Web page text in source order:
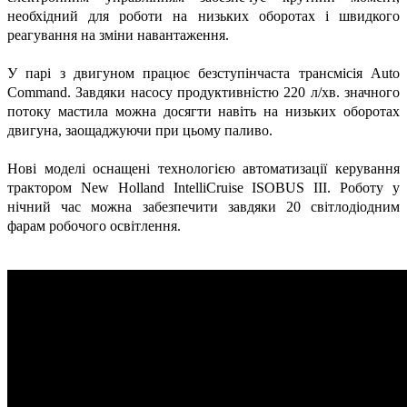
необхідний для роботи на низьких оборотах і швидкого
реагування на зміни навантаження.
У парі з двигуном працює безступінчаста трансмісія Auto
Command. Завдяки насосу продуктивністю 220 л/хв. значного
потоку мастила можна досягти навіть на низьких оборотах
двигуна, заощаджуючи при цьому паливо.
Нові моделі оснащені технологією автоматизації керування
трактором New Holland IntelliCruise ISOBUS ІІІ. Роботу у
нічний час можна забезпечити завдяки 20 світлодіодним
фарам робочого освітлення.